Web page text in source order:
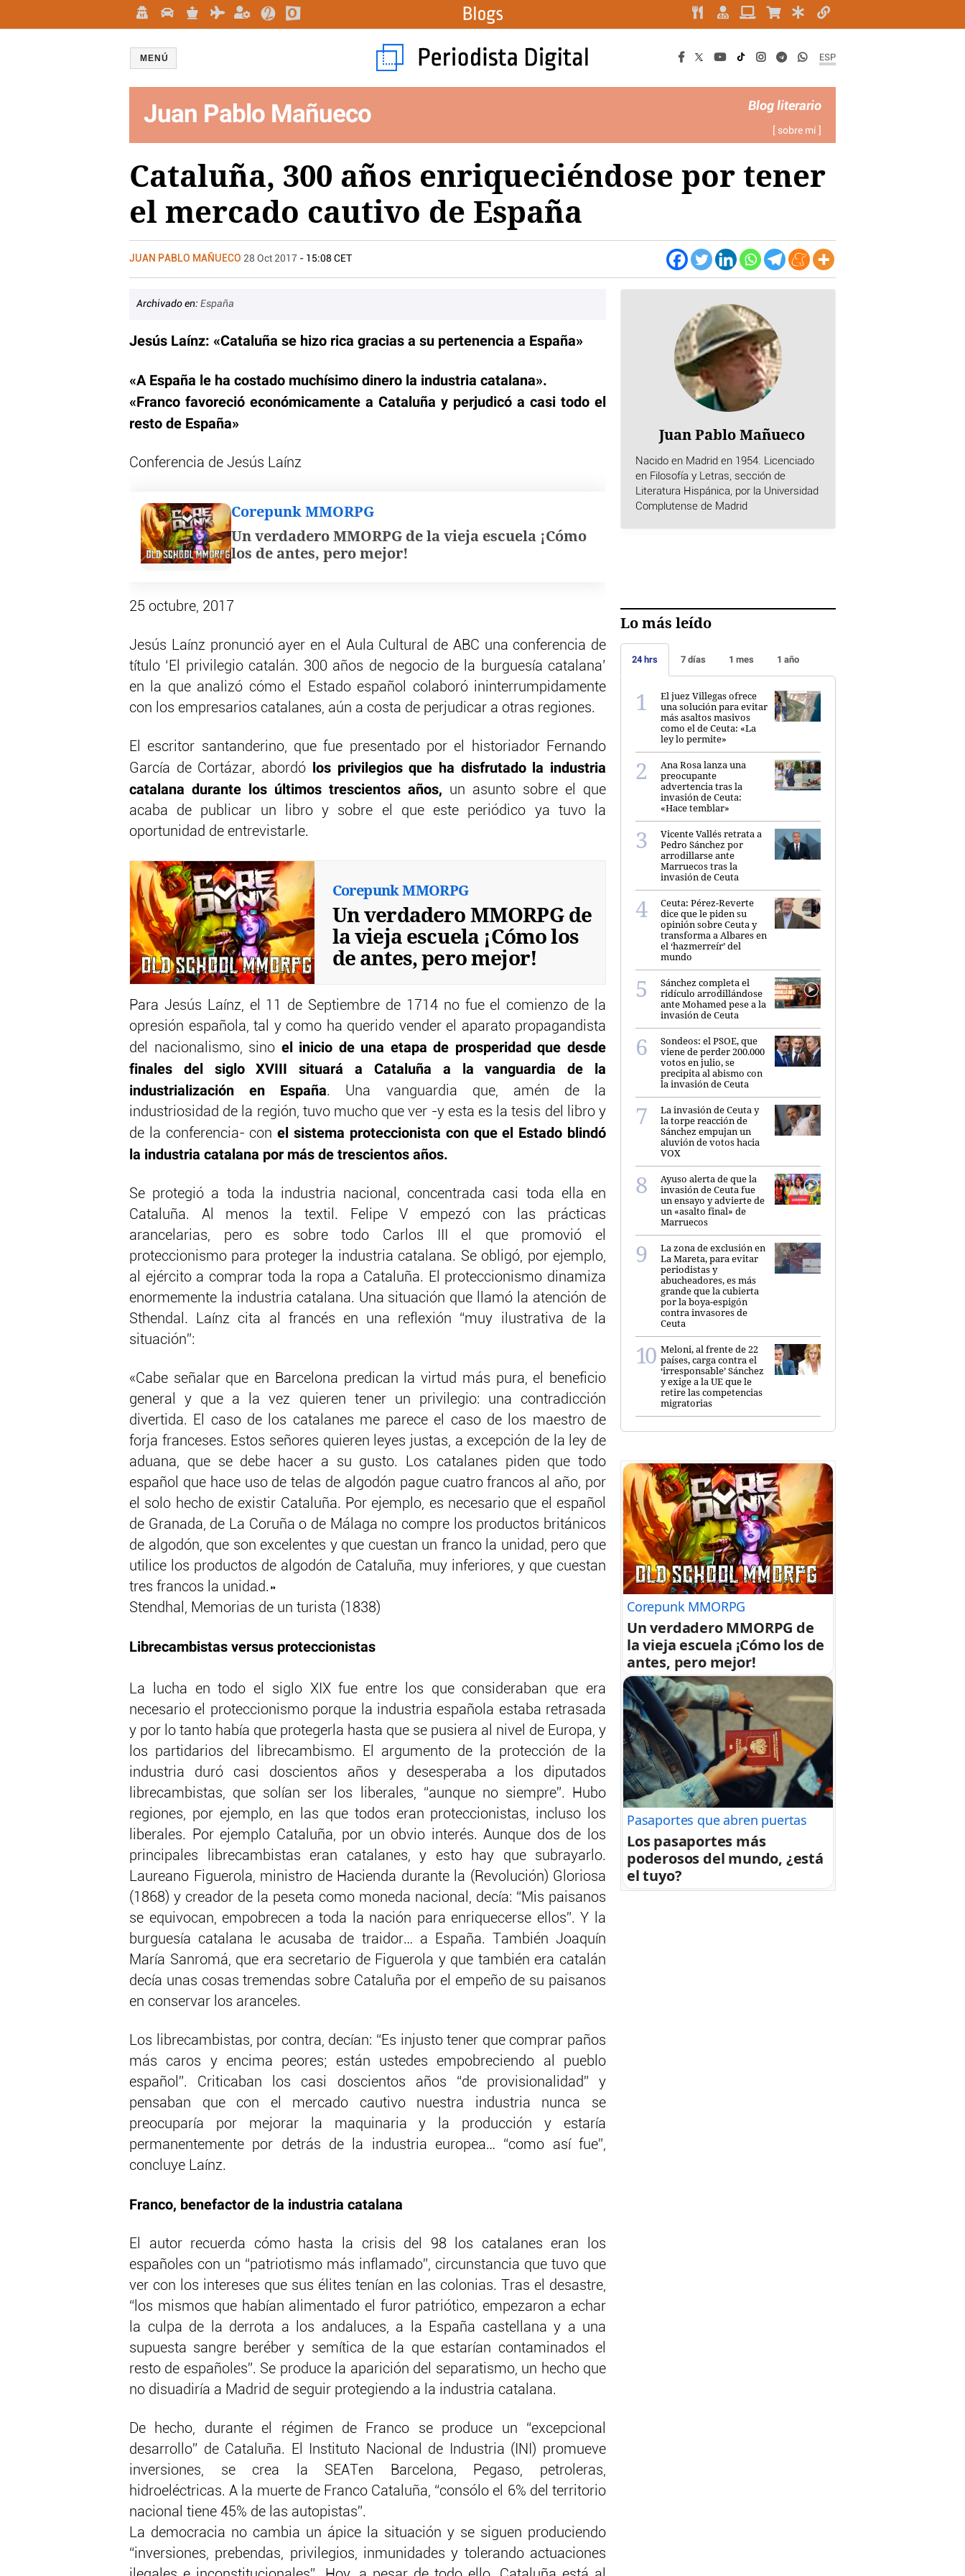
ESP
MENÚ
Juan Pablo Mañueco Blog literario
[ sobre mí ]
Cataluña, 300 años enriqueciéndose por tener
el mercado cautivo de España
JUAN PABLO MAÑUECO 28 Oct 2017 - 15:08 CET
Archivado en: España
Jesús Laínz: «Cataluña se hizo rica gracias a su pertenencia a España»
«A España le ha costado muchísimo dinero la industria catalana».
«Franco favoreció económicamente a Cataluña y perjudicó a casi todo el
resto de España»
Conferencia de Jesús Laínz
Corepunk MMORPG
Un verdadero MMORPG de la vieja escuela ¡Cómo
los de antes, pero mejor!
25 octubre, 2017
Jesús Laínz pronunció ayer en el Aula Cultural de ABC una conferencia de
título ‘El privilegio catalán. 300 años de negocio de la burguesía catalana’
en la que analizó cómo el Estado español colaboró ininterrumpidamente
con los empresarios catalanes, aún a costa de perjudicar a otras regiones.
El escritor santanderino, que fue presentado por el historiador Fernando
García de Cortázar, abordó
los privilegios que ha disfrutado la industria
catalana durante los últimos trescientos años, un asunto sobre el que
acaba de publicar un libro y sobre el que este periódico ya tuvo la
oportunidad de entrevistarle.
Corepunk MMORPG
Un verdadero MMORPG de
la vieja escuela ¡Cómo los
de antes, pero mejor!
Para Jesús Laínz, el 11 de Septiembre de 1714 no fue el comienzo de la
opresión española, tal y como ha querido vender el aparato propagandista
del nacionalismo, sino el inicio de una etapa de prosperidad que desde
finales del siglo XVIII situará a Cataluña a la vanguardia de la
industrialización en España. Una vanguardia que, amén de la
industriosidad de la región, tuvo mucho que ver -y esta es la tesis del libro y
de la conferencia- conel sistema proteccionista con que el Estado blindó
la industria catalana por más de trescientos años.
Se protegió a toda la industria nacional, concentrada casi toda ella en
Cataluña. Al menos la textil. Felipe V empezó con las prácticas
arancelarias, pero es sobre todo Carlos III el que promovió el
proteccionismo para proteger la industria catalana. Se obligó, por ejemplo,
al ejército a comprar toda la ropa a Cataluña. El proteccionismo dinamiza
enormemente la industria catalana. Una situación que llamó la atención de
Sthendal. Laínz cita al francés en una reflexión “muy ilustrativa de la
situación”:
«Cabe señalar que en Barcelona predican la virtud más pura, el beneficio
general y que a la vez quieren tener un privilegio: una contradicción
divertida. El caso de los catalanes me parece el caso de los maestro de
forja franceses. Estos señores quieren leyes justas, a excepción de la ley de
aduana, que se debe hacer a su gusto. Los catalanes piden que todo
español que hace uso de telas de algodón pague cuatro francos al año, por
el solo hecho de existir Cataluña. Por ejemplo, es necesario que el español
de Granada, de La Coruña o de Málaga no compre los productos británicos
de algodón, que son excelentes y que cuestan un franco la unidad, pero que
utilice los productos de algodón de Cataluña, muy inferiores, y que cuestan
tres francos la unidad.»
Stendhal, Memorias de un turista (1838)
Librecambistas versus proteccionistas
La lucha en todo el siglo XIX fue entre los que consideraban que era
necesario el proteccionismo porque la industria española estaba retrasada
y por lo tanto había que protegerla hasta que se pusiera al nivel de Europa, y
los partidarios del librecambismo. El argumento de la protección de la
industria duró casi doscientos años y desesperaba a los diputados
librecambistas, que solían ser los liberales, “aunque no siempre”. Hubo
regiones, por ejemplo, en las que todos eran proteccionistas, incluso los
liberales. Por ejemplo Cataluña, por un obvio interés. Aunque dos de los
principales librecambistas eran catalanes, y esto hay que subrayarlo.
Laureano Figuerola, ministro de Hacienda durante la (Revolución) Gloriosa
(1868) y creador de la peseta como moneda nacional, decía: “Mis paisanos
se equivocan, empobrecen a toda la nación para enriquecerse ellos”. Y la
burguesía catalana le acusaba de traidor… a España. También Joaquín
María Sanromá, que era secretario de Figuerola y que también era catalán
decía unas cosas tremendas sobre Cataluña por el empeño de su paisanos
en conservar los aranceles.
Los librecambistas, por contra, decían: “Es injusto tener que comprar paños
más caros y encima peores; están ustedes empobreciendo al pueblo
español”. Criticaban los casi doscientos años “de provisionalidad” y
pensaban que con el mercado cautivo nuestra industria nunca se
preocuparía por mejorar la maquinaria y la producción y estaría
permanentemente por detrás de la industria europea… “como así fue”,
concluye Laínz.
Franco, benefactor de la industria catalana
El autor recuerda cómo hasta la crisis del 98 los catalanes eran los
españoles con un “patriotismo más inflamado”, circunstancia que tuvo que
ver con los intereses que sus élites tenían en las colonias. Tras el desastre,
“los mismos que habían alimentado el furor patriótico, empezaron a echar
la culpa de la derrota a los andaluces, a la España castellana y a una
supuesta sangre beréber y semítica de la que estarían contaminados el
resto de españoles”. Se produce la aparición del separatismo, un hecho que
no disuadiría a Madrid de seguir protegiendo a la industria catalana.
De hecho, durante el régimen de Franco se produce un “excepcional
desarrollo” de Cataluña. El Instituto Nacional de Industria (INI) promueve
inversiones, se crea la SEATen Barcelona, Pegaso, petroleras,
hidroeléctricas. A la muerte de Franco Cataluña, “consólo el 6% del territorio
nacional tiene 45% de las autopistas”.
La democracia no cambia un ápice la situación y se siguen produciendo
“inversiones, prebendas, privilegios, inmunidades y tolerando actuaciones
Juan Pablo Mañueco
Nacido en Madrid en 1954. Licenciado
en Filosofía y Letras, sección de
Literatura Hispánica, por la Universidad
Complutense de Madrid
Lo más leído
24 hrs 7 días 1 mes 1 año
El juez Villegas ofrece
una solución para evitar
más asaltos masivos
como el de Ceuta: «La
ley lo permite»
Ana Rosa lanza una
preocupante
advertencia tras la
invasión de Ceuta:
«Hace temblar»
Vicente Vallés retrata a
Pedro Sánchez por
arrodillarse ante
Marruecos tras la
invasión de Ceuta
Ceuta: Pérez-Reverte
dice que le piden su
opinión sobre Ceuta y
transforma a Albares en
el ‘hazmerreír’ del
mundo
Sánchez completa el
ridículo arrodillándose
ante Mohamed pese a la
invasión de Ceuta
Sondeos: el PSOE, que
viene de perder 200.000
votos en julio, se
precipita al abismo con
la invasión de Ceuta
La invasión de Ceuta y
la torpe reacción de
Sánchez empujan un
aluvión de votos hacia
VOX
Ayuso alerta de que la
invasión de Ceuta fue
un ensayo y advierte de
un «asalto final» de
Marruecos
La zona de exclusión en
La Mareta, para evitar
periodistas y
abucheadores, es más
grande que la cubierta
por la boya-espigón
contra invasores de
Ceuta
Meloni, al frente de 22
países, carga contra el
‘irresponsable’ Sánchez
y exige a la UE que le
retire las competencias
migratorias
Corepunk MMORPG
Un verdadero MMORPG de
la vieja escuela ¡Cómo los de
antes, pero mejor!
Pasaportes que abren puertas
Los pasaportes más
poderosos del mundo, ¿está
el tuyo?